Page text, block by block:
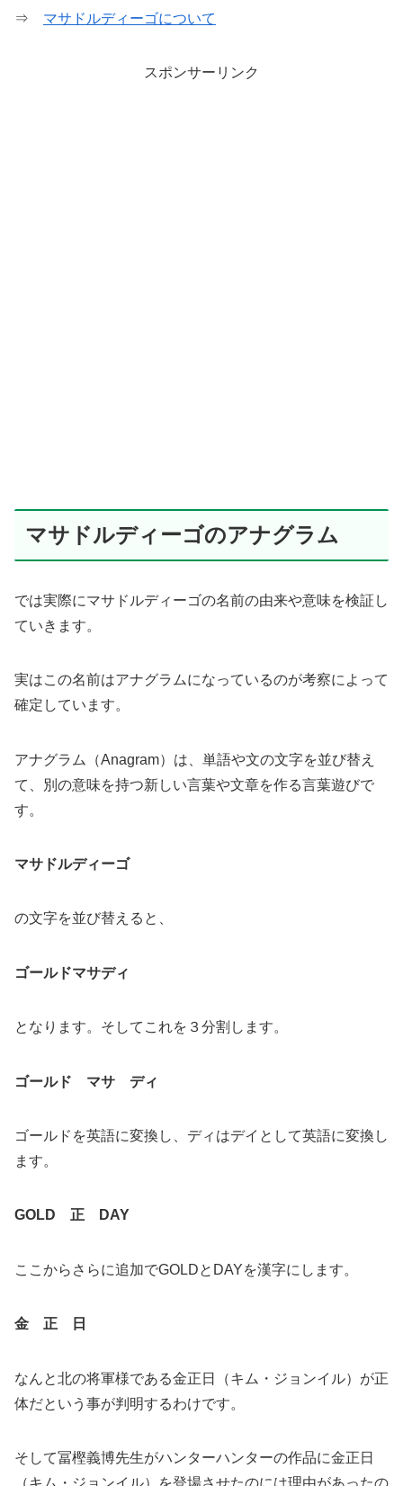
⇒ マサドルディーゴについて
スポンサーリンク
マサドルディーゴのアナグラム
では実際にマサドルディーゴの名前の由来や意味を検証し
ていきます。
実はこの名前はアナグラムになっているのが考察によって
確定しています。
アナグラム（Anagram）は、単語や文の文字を並び替え
て、別の意味を持つ新しい言葉や文章を作る言葉遊びで
す。
マサドルディーゴ
の文字を並び替えると、
ゴールドマサディ
となります。そしてこれを３分割します。
ゴールド マサ ディ
ゴールドを英語に変換し、ディはデイとして英語に変換し
ます。
GOLD 正 DAY
ここからさらに追加でGOLDとDAYを漢字にします。
金 正 日
なんと北の将軍様である金正日（キム・ジョンイル）が正
体だという事が判明するわけです。
そして冨樫義博先生がハンターハンターの作品に金正日
（キム・ジョンイル）を登場させたのには理由があったの